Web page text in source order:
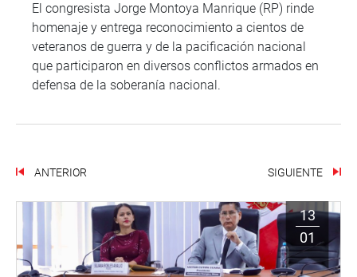
El congresista Jorge Montoya Manrique (RP) rinde
homenaje y entrega reconocimiento a cientos de
veteranos de guerra y de la pacificación nacional
que participaron en diversos conflictos armados en
defensa de la soberanía nacional.
ANTERIOR SIGUIENTE
13
01